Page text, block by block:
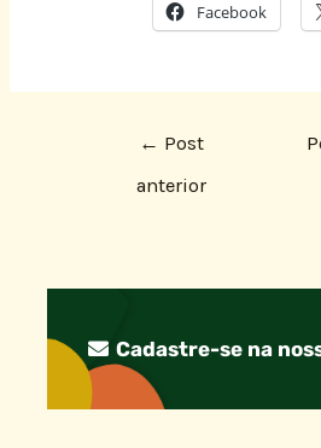
Facebook
← Post
anterior
Cadastre-se na